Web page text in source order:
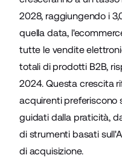
2028, raggiungendo i
quella data,
tutte le vendite
totali di prodotti B2B,
2024. Questa crescita
acquirenti preferiscono
guidati dalla praticità,
di strumenti basati
di acquisizione.